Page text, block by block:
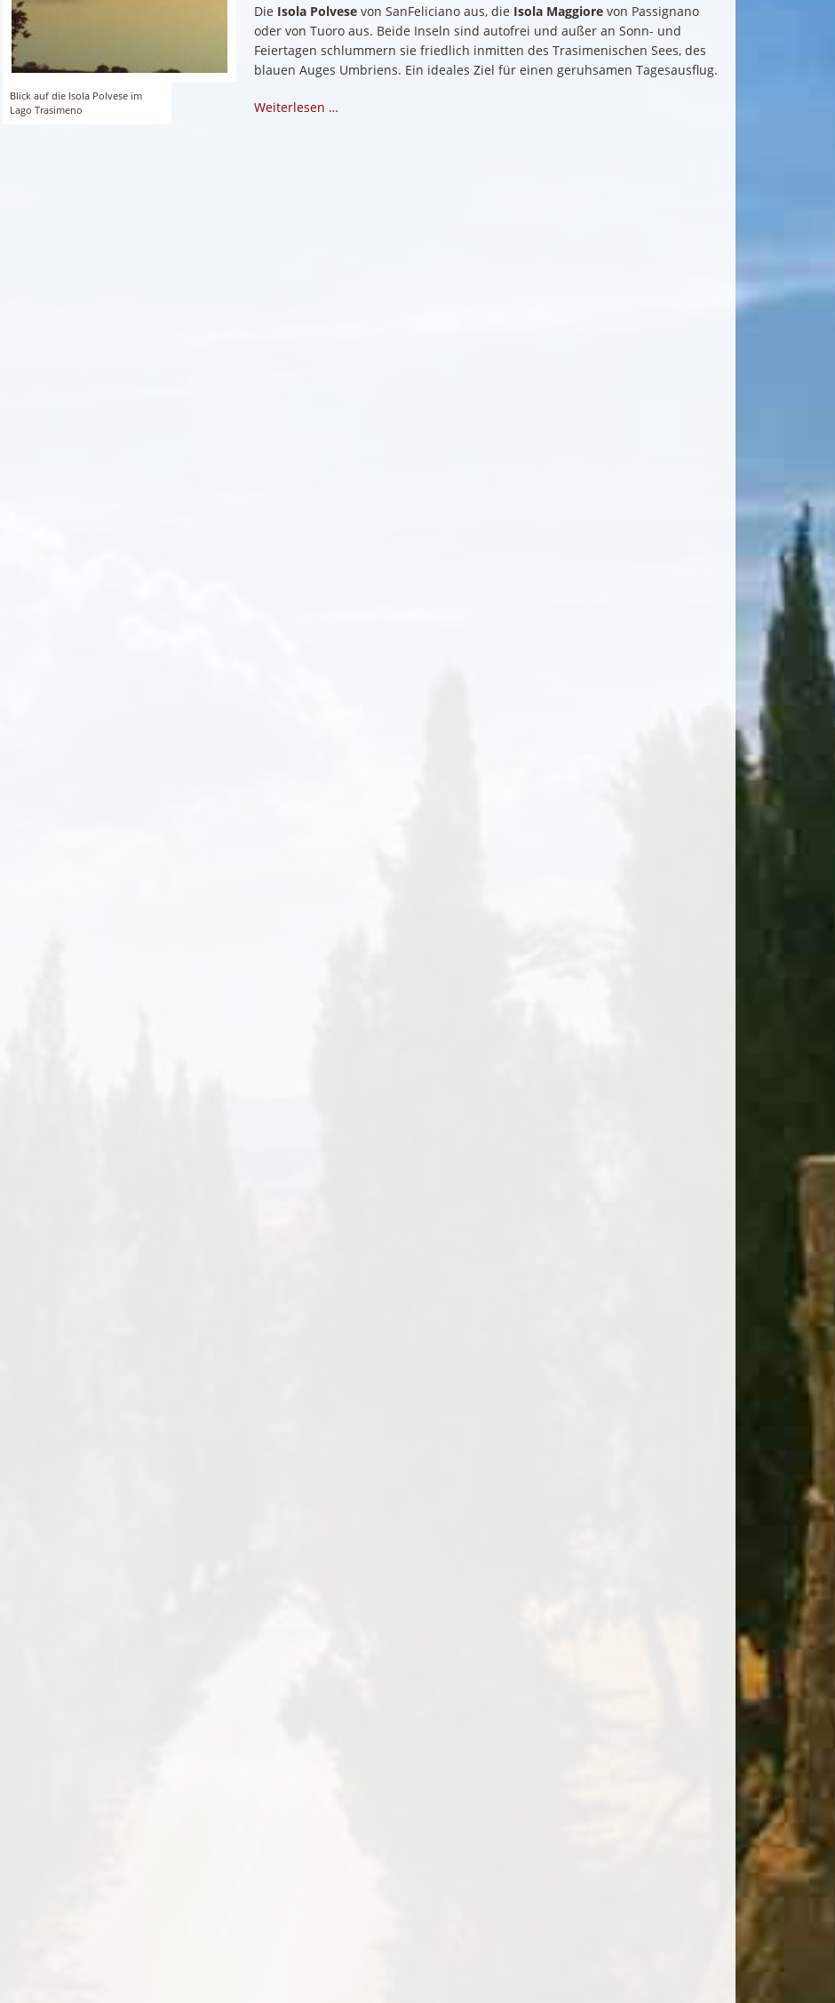
Blick auf die Isola Polvese im
Lago Trasimeno
Die Isola Polvesevon SanFeliciano aus, die Isola Maggiorevon Passignano
oder von Tuoro aus. Beide Inseln sind autofrei und außer an Sonn- und
Feiertagen schlummern sie friedlich inmitten des Trasimenischen Sees, des
blauen Auges Umbriens. Ein ideales Ziel für einen geruhsamen Tagesausflug.
Weiterlesen …